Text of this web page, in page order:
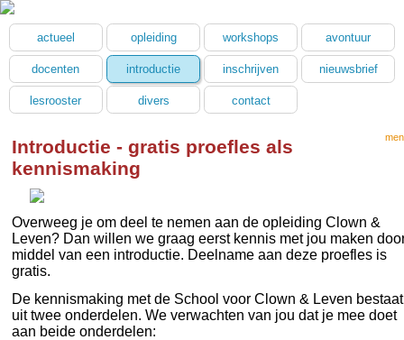
actueel opleiding workshops avontuur
docenten introductie inschrijven nieuwsbrief
lesrooster divers contact
Introductie - gratis proefles als
kennismaking
Overweeg je om deel te nemen aan de opleiding Clown &
Leven? Dan willen we graag eerst kennis met jou maken
middel van een introductie. Deelname aan deze proefles is
gratis.
De kennismaking met de School voor Clown & Leven bestaat
uit twee onderdelen. We verwachten van jou dat je mee doet
aan beide onderdelen: